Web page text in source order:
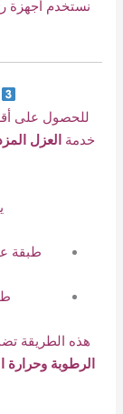
نستخدم أجهزة
للحصول على
خدمة العزل
طبقة
هذه الطريقة
الرطوبة